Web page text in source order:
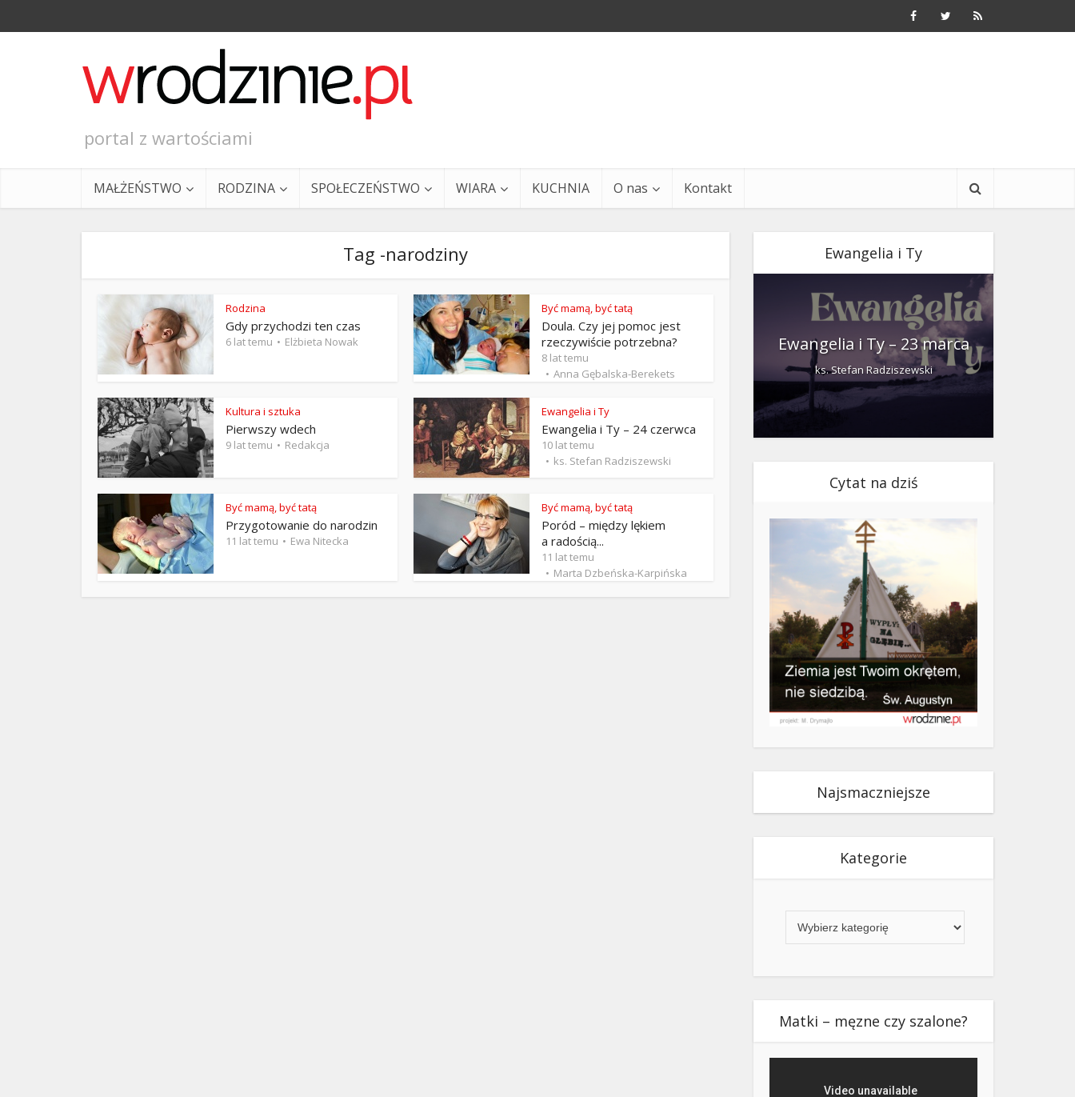
portal z wartościami
MAŁŻEŃSTWO RODZINA SPOŁECZEŃSTWO WIARA KUCHNIA O nas Kontakt
Tag -narodziny
Rodzina
Gdy przychodzi ten czas
6 lat temu Elżbieta Nowak
Być mamą, być tatą
Doula. Czy jej pomoc jest
rzeczywiście potrzebna?
8 lat temu
Anna Gębalska-Berekets
Kultura i sztuka
Pierwszy wdech
9 lat temu Redakcja
Ewangelia i Ty
Ewangelia i Ty – 24 czerwca
10 lat temu
ks. Stefan Radziszewski
Być mamą, być tatą
Przygotowanie do narodzin
11 lat temu Ewa Nitecka
Być mamą, być tatą
Poród – między lękiem
a radością...
11 lat temu
Marta Dzbeńska-Karpińska
Ewangelia i Ty
Ewangelia i Ty – 29 grudnia
ks. Stefan Radziszewski
Ewangelia i Ty – 27 grudnia
ks. Stefan Radziszewski
Ewangelia i Ty – 23 marca
ks. Stefan Radziszewski
Cytat na dziś
Najsmaczniejsze
Kategorie
Matki – męzne czy szalone?